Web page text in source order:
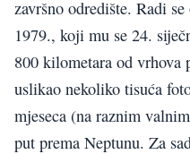
završno odredište. Radi
1979., koji mu se 24.
800 kilometara od vrhova
uslikao nekoliko tisuća
mjeseca (na raznim
put prema Neptunu. Za